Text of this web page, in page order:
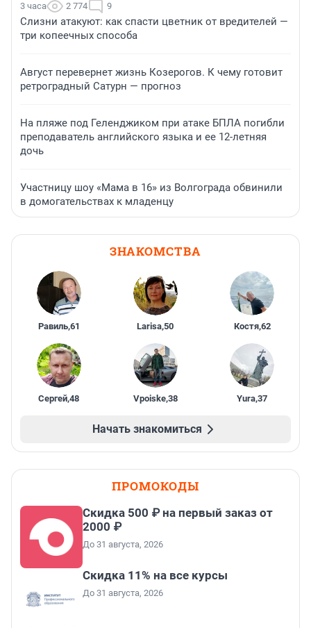
3 часа 2 774 9
Слизни атакуют: как спасти цветник от вредителей —
три копеечных способа
Август перевернет жизнь Козерогов. К чему готовит
ретроградный Сатурн — прогноз
На пляже под Геленджиком при атаке БПЛА погибли
преподаватель английского языка и ее 12-летняя
дочь
Участницу шоу «Мама в 16» из Волгограда обвинили
в домогательствах к младенцу
ЗНАКОМСТВА
Равиль,61 Larisa,50 Костя,62
Сергей,48 Vpoiske,38 Yura,37
Начать знакомиться
ПРОМОКОДЫ
Скидка 500 ₽ на первый заказ от
2000 ₽
До 31 августа, 2026
Скидка 11% на все курсы
До 31 августа, 2026